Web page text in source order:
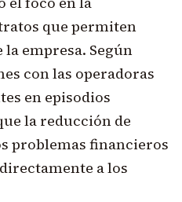
que permiten
empresa. Según
con las operadoras
en episodios
la reducción de
problemas financieros
a los